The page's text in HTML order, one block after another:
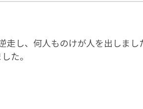
し、何人ものけが人を出しまし
た。